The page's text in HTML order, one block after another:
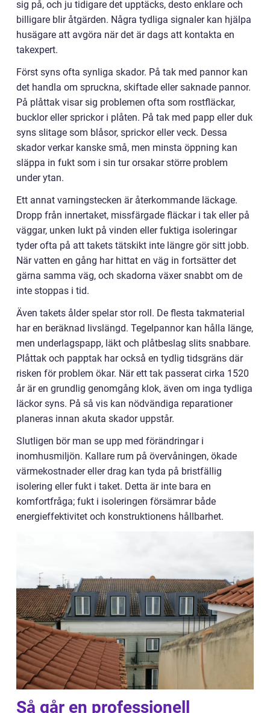
sig på, och ju tidigare det upptäcks, desto enklare och
billigare blir åtgärden. Några tydliga signaler kan hjälpa
husägare att avgöra när det är dags att kontakta en
takexpert.
Först syns ofta synliga skador. På tak med pannor kan
det handla om spruckna, skiftade eller saknade pannor.
På plåttak visar sig problemen ofta som rostfläckar,
bucklor eller sprickor i plåten. På tak med papp eller duk
syns slitage som blåsor, sprickor eller veck. Dessa
skador verkar kanske små, men minsta öppning kan
släppa in fukt som i sin tur orsakar större problem
under ytan.
Ett annat varningstecken är återkommande läckage.
Dropp från innertaket, missfärgade fläckar i tak eller på
väggar, unken lukt på vinden eller fuktiga isoleringar
tyder ofta på att takets tätskikt inte längre gör sitt jobb.
När vatten en gång har hittat en väg in fortsätter det
gärna samma väg, och skadorna växer snabbt om de
inte stoppas i tid.
Även takets ålder spelar stor roll. De flesta takmaterial
har en beräknad livslängd. Tegelpannor kan hålla länge,
men underlagspapp, läkt och plåtbeslag slits snabbare.
Plåttak och papptak har också en tydlig tidsgräns där
risken för problem ökar. När ett tak passerat cirka 1520
år är en grundlig genomgång klok, även om inga tydliga
läckor syns. På så vis kan nödvändiga reparationer
planeras innan akuta skador uppstår.
Slutligen bör man se upp med förändringar i
inomhusmiljön. Kallare rum på övervåningen, ökade
värmekostnader eller drag kan tyda på bristfällig
isolering eller fukt i taket. Detta är inte bara en
komfortfråga; fukt i isoleringen försämrar både
energieffektivitet och konstruktionens hållbarhet.
Så går en professionell